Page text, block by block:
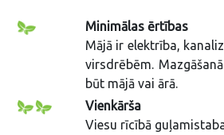
Minimālas ērtības
Mājā ir elektrība,
virsdrēbēm.
būt mājā vai ārā.
Vienkārša
Viesu rīcībā